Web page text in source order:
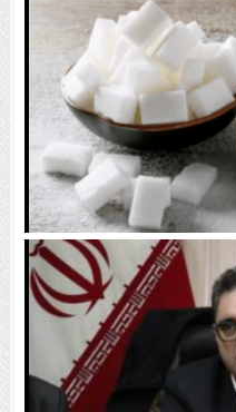
قند رسماً آزاد شد